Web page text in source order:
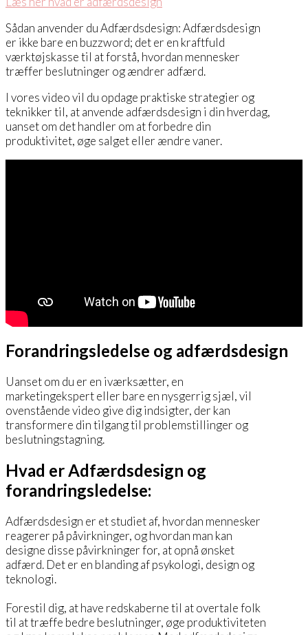
Sådan anvender du Adfærdsdesign: Adfærdsdesign
er ikke bare en buzzword; det er en kraftfuld
værktøjskasse til at forstå, hvordan mennesker
træffer beslutninger og ændrer adfærd.
I vores video vil du opdage praktiske strategier og
teknikker til, at anvende adfærdsdesign i din hverdag,
uanset om det handler om at forbedre din
produktivitet, øge salget eller ændre vaner.
Forandringsledelse og adfærdsdesign
Uanset om du er en iværksætter, en
marketingekspert eller bare en nysgerrig sjæl, vil
ovenstående video give dig indsigter, der kan
transformere din tilgang til problemstillinger og
beslutningstagning.
Hvad er Adfærdsdesign og
forandringsledelse:
Adfærdsdesign er et studiet af, hvordan mennesker
reagerer på påvirkninger, og hvordan man kan
designe disse påvirkninger for, at opnå ønsket
adfærd. Det er en blanding af psykologi, design og
teknologi.
Forestil dig, at have redskaberne til at overtale folk
til at træffe bedre beslutninger, øge produktiviteten